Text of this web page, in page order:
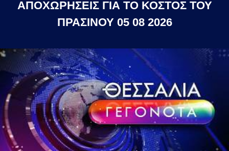
ΑΠΟΧΩΡΗΣΕΙΣ ΓΙΑ ΤΟ ΚΟΣΤΟΣ ΤΟΥ
ΠΡΑΣΙΝΟΥ 05 08 2026